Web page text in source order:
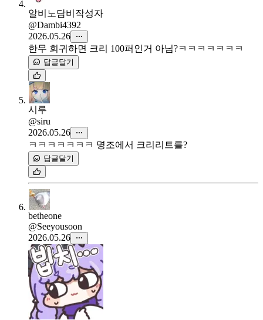
알비노담비 작성자
@Dambi4392
2026.05.26
한무 회귀하면 크리 100퍼인거 아님?ㅋㅋㅋㅋㅋㅋㅋ
답글달기
시루
@siru
2026.05.26
ㅋㅋㅋㅋㅋㅋㅋ 명조에서 크리리트를?
답글달기
betheone
@Seeyousoon
2026.05.26